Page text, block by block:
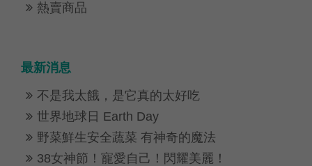
 熱賣商品
最新消息
 不是我太餓，是它真的太好吃
 世界地球日 Earth Day
 野菜鮮生安全蔬菜 有神奇的魔法
 38女神節！寵愛自己！閃耀美麗！